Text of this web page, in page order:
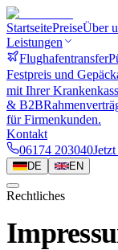
StartseitePreiseÜber
Leistungen
Flughafentransfer
Festpreis und
mit Ihrer
& B2B
für Firmenkunden.
Kontakt
06174 203040
DE EN
Rechtliches